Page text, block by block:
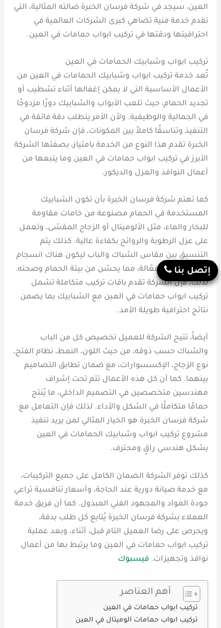
العين، سيجد في شركة فرسان الخبرة ضالته المثالية، التي
تقدم خدمة فنية تضاهي كبرى الشركات العالمية في
احترافيتها ودقتها في تركيب ابواب حمامات في العين.
تركيب ابواب وشبابيك الحمامات في العين
تُعد خدمة تركيب ابواب وشبابيك الحمامات في العين من
الأعمال الأساسية التي لا يمكن إغفالها أثناء تشطيب أو
تجديد الحمام، حيث تلعب الأبواب والشبابيك دورًا مزدوجًا
في الجمالية والوظيفية. ولأن الأمر يتطلب دقة فائقة في
التنفيذ وتناسقًا كاملاً بين المكونات، فإن شركة فرسان
الخبرة تقدم هذا النوع من الخدمة بامتياز، بصفتها الشركة
الأبرز في تركيب ابواب حمامات في العين وما يتبعها من
أعمال النوافذ والعزل والديكور.
كما تهتم شركة فرسان الخبرة بأن تكون الشبابيك
المستخدمة في الحمام مصنوعة من خامات مقاومة
للبخار والماء، مثل الألوميتال أو الزجاج المقسّى، وتعمل
على عزل الرطوبة والروائح بكفاءة عالية. كذلك يتم
التنسيق بين مقاس الشباك والباب ليكون هناك انسجام
بصري وتهوية فعّالة، مما يحسّن من بيئة الحمام وصحته.
لذلك، فإن الشركة تقدم باقات تركيب متكاملة تشمل
تركيب ابواب حمامات في العين مع الشبابيك بما يضمن
نتائج احترافية طويلة الأمد.
أيضاً، تتيح الشركة للعميل تخصيص كل من الباب
والشباك حسب ذوقه، من حيث اللون، النمط، نظام الفتح،
نوع الزجاج، الإكسسوارات، مع ضمان تطابق التصاميم
بينهما. كما أن كل هذه الأعمال تتم تحت إشراف
مهندسين متخصصين في التصميم الداخلي، ما يُنتج
حمامًا متكاملًا في الشكل والأداء. لذلك فإن التعامل مع
شركة فرسان الخبرة هو الخيار المثالي لمن يريد تنفيذ
مشروع تركيب ابواب وشبابيك الحمامات في العين
بشكل هندسي راقٍ ومحترف.
كذلك توفر الشركة الضمان الكامل على جميع التركيبات،
مع خدمة صيانة دورية عند الحاجة، وأسعار تنافسية تراعي
جودة المواد والمجهود الفني المبذول. كما أن فريق خدمة
العملاء بشركة فرسان الخبرة يُتابع كل طلب بدقة،
ويحرص على رضا العميل التام قبل، أثناء، وبعد عملية
تركيب ابواب حمامات في العين وما يرتبط بها من أعمال
نوافذ وتجهيزات. فيسبوك
أهم العناصر
تركيب ابواب حمامات في العين
تركيب ابواب حمامات الوميتال في العين
إتصل بنا